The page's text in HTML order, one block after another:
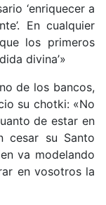
‘enriquecer a
En cualquier
los primeros
divina’»
de los bancos,
su chotki: «No
de estar en
cesar su Santo
va modelando
en vosotros la